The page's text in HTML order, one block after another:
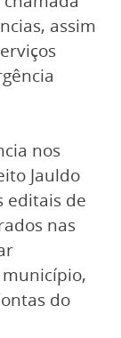
assim
nos
Jauldo
editais de
nas
do